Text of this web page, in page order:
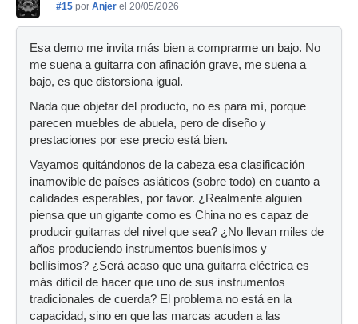
#15 por Anjer el 20/05/2026
Esa demo me invita más bien a comprarme un bajo. No
me suena a guitarra con afinación grave, me suena a
bajo, es que distorsiona igual.
Nada que objetar del producto, no es para mí, porque
parecen muebles de abuela, pero de diseño y
prestaciones por ese precio está bien.
Vayamos quitándonos de la cabeza esa clasificación
inamovible de países asiáticos (sobre todo) en cuanto a
calidades esperables, por favor. ¿Realmente alguien
piensa que un gigante como es China no es capaz de
producir guitarras del nivel que sea? ¿No llevan miles de
años produciendo instrumentos buenísimos y
bellísimos? ¿Será acaso que una guitarra eléctrica es
más difícil de hacer que uno de sus instrumentos
tradicionales de cuerda? El problema no está en la
capacidad, sino en que las marcas acuden a las